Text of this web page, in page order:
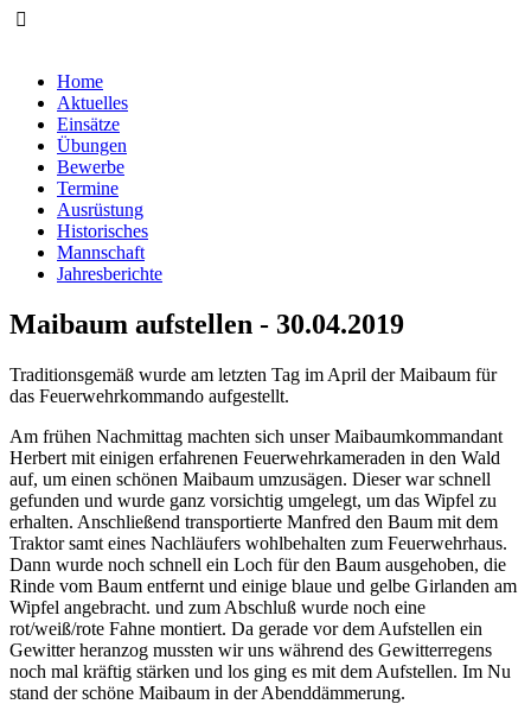
Home
Aktuelles
Einsätze
Übungen
Bewerbe
Termine
Ausrüstung
Historisches
Mannschaft
Jahresberichte
Maibaum aufstellen - 30.04.2019
Traditionsgemäß wurde am letzten Tag im April der Maibaum für
das Feuerwehrkommando aufgestellt.
Am frühen Nachmittag machten sich unser Maibaumkommandant
Herbert mit einigen erfahrenen Feuerwehrkameraden in den Wald
auf, um einen schönen Maibaum umzusägen. Dieser war schnell
gefunden und wurde ganz vorsichtig umgelegt, um das Wipfel zu
erhalten. Anschließend transportierte Manfred den Baum mit dem
Traktor samt eines Nachläufers wohlbehalten zum Feuerwehrhaus.
Dann wurde noch schnell ein Loch für den Baum ausgehoben, die
Rinde vom Baum entfernt und einige blaue und gelbe Girlanden am
Wipfel angebracht. und zum Abschluß wurde noch eine
rot/weiß/rote Fahne montiert. Da gerade vor dem Aufstellen ein
Gewitter heranzog mussten wir uns während des Gewitterregens
noch mal kräftig stärken und los ging es mit dem Aufstellen. Im Nu
stand der schöne Maibaum in der Abenddämmerung.